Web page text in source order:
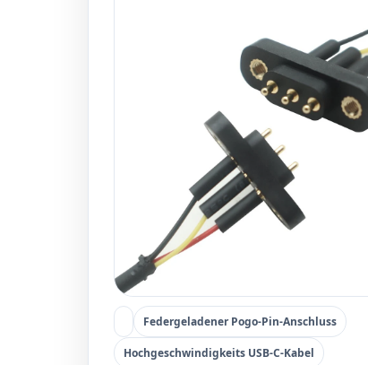
Federgeladener Pogo-Pin-Anschluss
Hochgeschwindigkeits USB-C-Kabel